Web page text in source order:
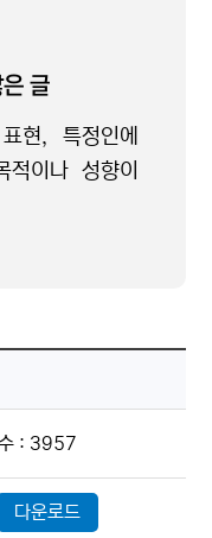
글
현, 특정인에
이나 성향이
: 3957
다운로드